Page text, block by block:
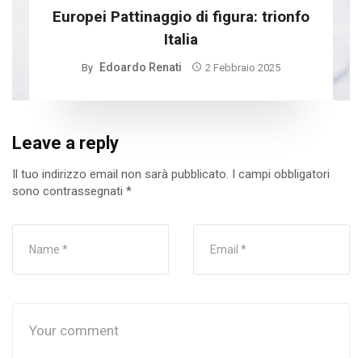
Europei Pattinaggio di figura: trionfo
Italia
By Edoardo Renati 2 Febbraio 2025
Leave a reply
Il tuo indirizzo email non sarà pubblicato. I campi obbligatori
sono contrassegnati *